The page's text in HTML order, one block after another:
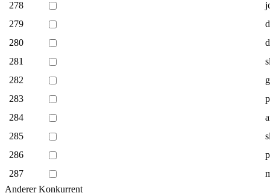
278
279
280
281
282
283
284
285
286
287
Anderer Konkurrent